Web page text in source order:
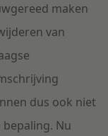
maken
van
dus ook niet
Nu